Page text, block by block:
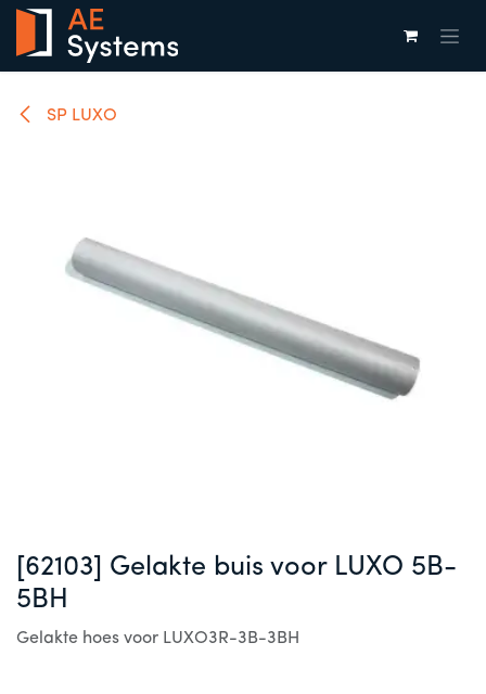
Overslaan naar inhoud
SP LUXO
[62103] Gelakte buis voor LUXO 5B-
5BH
Gelakte hoes voor LUXO3R-3B-3BH